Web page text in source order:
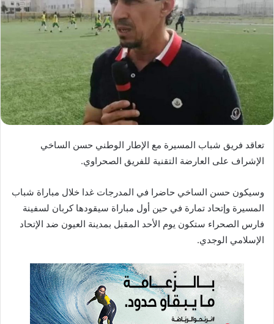
ر
د
ا
ن
تعاقد فريق شباب المسيرة مع الإطار الوطني حسن الساخي
الإشراف على العارضة التقنية للفريق الصحراوي.
وسيكون حسن الساخي حاضرا في المدرجات غدا خلال مباراة شباب
المسيرة وإتحاد تمارة في حين أول مباراة سيقودها كربان لسفينة
فارس الصحراء ستكون يوم الأحد المقبل بمدينة العيون ضد الإتحاد
الإسلامي الوجدي.